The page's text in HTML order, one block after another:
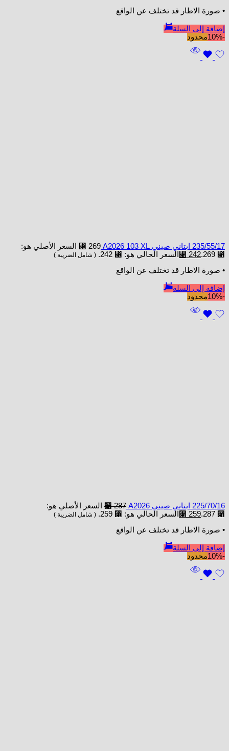
• صورة الاطار قد تختلف عن الواقع
إضافة إلى السلة
-10%
محدود
235/55/17 ابتاني صيني A2026 103 XL ⃁269
السعر الأصلي هو:
⃁ 269.
⃁ 242 السعر الحالي هو: ⃁ 242. ( شامل الضريبة )
• صورة الاطار قد تختلف عن الواقع
إضافة إلى السلة
-10%
محدود
225/70/16 ابتاني صيني A2026 ⃁287
السعر الأصلي هو:
⃁ 287.
⃁ 259 السعر الحالي هو: ⃁ 259. ( شامل الضريبة )
• صورة الاطار قد تختلف عن الواقع
إضافة إلى السلة
-10%
محدود